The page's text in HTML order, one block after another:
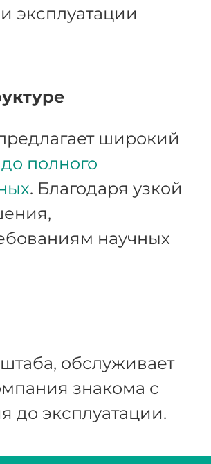
эксплуатации
широкий
полного
. Благодаря узкой
научных
обслуживает
знакома с
до эксплуатации.